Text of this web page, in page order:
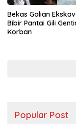
Bekas Galian
Bibir Pantai Gili
Korban
Popular Post